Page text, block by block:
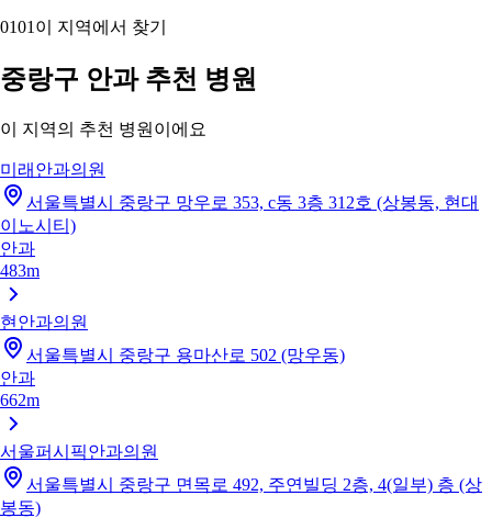
0101 이 지역에서 찾기
중랑구 안과 추천 병원
이 지역의 추천 병원이에요
미래안과의원
서울특별시 중랑구 망우로 353, c동 3층 312호 (상봉동, 현대
이노시티)
안과
483m
현안과의원
서울특별시 중랑구 용마산로 502 (망우동)
안과
662m
서울퍼시픽안과의원
서울특별시 중랑구 면목로 492, 주연빌딩 2층, 4(일부) 층 (상
봉동)